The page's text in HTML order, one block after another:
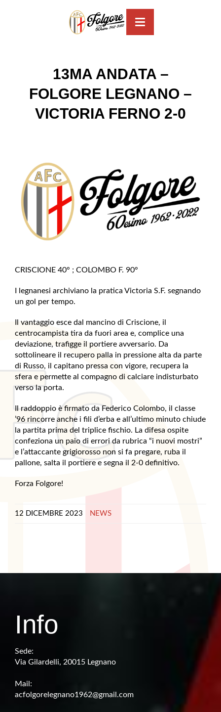
T
n
a
v
i
a
13MA ANDATA –
FOLGORE LEGNANO –
VICTORIA FERNO 2-0
CRISCIONE 40° ; COLOMBO F. 90°
I legnanesi archiviano la pratica Victoria S.F. segnando
un gol per tempo.
Il vantaggio esce dal mancino di Criscione, il
centrocampista tira da fuori area e, complice una
deviazione, trafigge il portiere avversario. Da
sottolineare il recupero palla in pressione alta da parte
di Russo, il capitano pressa con vigore, recupera la
sfera e permette al compagno di calciare indisturbato
verso la porta.
Il raddoppio è firmato da Federico Colombo, il classe
’96 rincorre anche i fili d’erba e all’ultimo minuto chiude
la partita prima del triplice fischio. La difesa ospite
confeziona un paio di errori da rubrica “i nuovi mostri”
e l’attaccante grigiorosso non si fa pregare, ruba il
pallone, salta il portiere e segna il 2-0 definitivo.
Forza Folgore!
12 DICEMBRE 2023 NEWS
Info
Sede:
Via Gilardelli, 20015 Legnano
Mail:
acfolgorelegnano1962@gmail.com